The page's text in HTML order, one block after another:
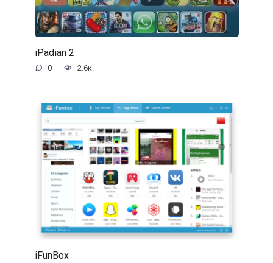
iPadian 2
0 2.6к.
iFunBox